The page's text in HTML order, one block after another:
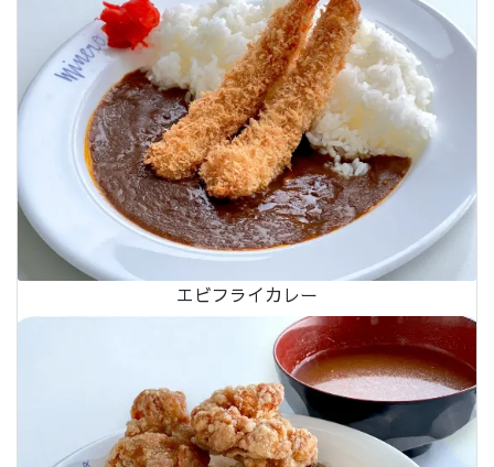
エビフライカレー